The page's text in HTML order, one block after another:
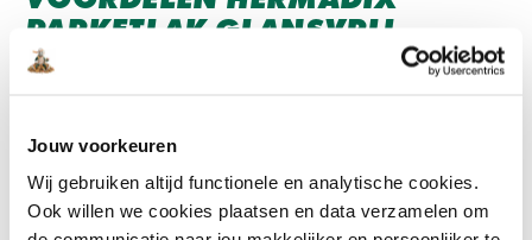
Jouw voorkeuren
Wij gebruiken altijd functionele en analytische cookies.
Ook willen we cookies plaatsen en data verzamelen om
PARKETLAK GLANSVRIJ
De snelheid van het verwerken en de korte droogtijd maken de
beschermd en kan prima tegen intensief woongebruik.